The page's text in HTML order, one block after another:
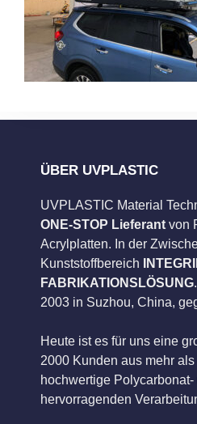
ÜBER UVPLASTIC
UVPLASTIC Material
ONE-STOP Lieferant von
Acrylplatten. In der
Kunststoffbereich
FABRIKATIONSLÖSUNG
2003 in Suzhou, China,
Heute ist es für uns eine
2000 Kunden aus mehr
hochwertige
hervorragenden